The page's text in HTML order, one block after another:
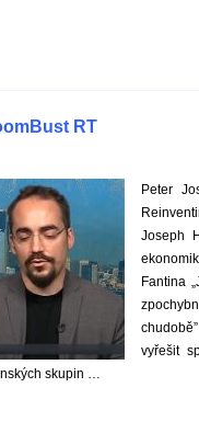
RT
Peter
Joseph
Fantina
vyřešit
skupin …